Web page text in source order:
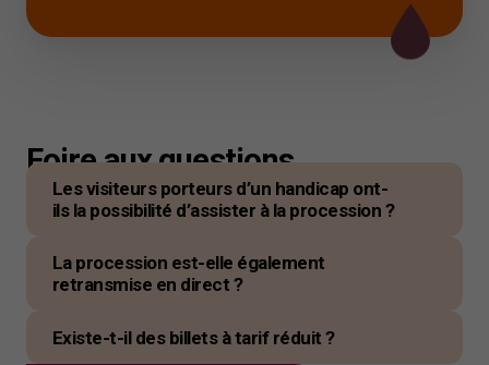
Foire aux questions
Les visiteurs porteurs d’un handicap ont-
ils la possibilité d’assister à la procession ?
La procession est-elle également
retransmise en direct ?
Existe-t-il des billets à tarif réduit ?